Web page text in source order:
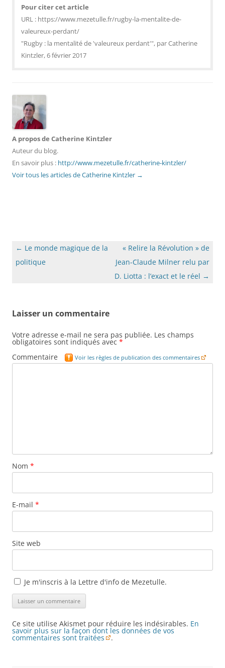
Pour citer cet article
URL : https://www.mezetulle.fr/rugby-la-mentalite-de-
valeureux-perdant/
"Rugby : la mentalité de 'valeureux perdant'", par Catherine
Kintzler, 6 février 2017
A propos de Catherine Kintzler
Auteur du blog.
En savoir plus : http://www.mezetulle.fr/catherine-kintzler/
Voir tous les articles de Catherine Kintzler →
Navigation
des
← Le monde magique de la
politique
« Relire la Révolution » de
Jean-Claude Milner relu par
D. Liotta : l’exact et le réel →
Laisser un commentaire
Votre adresse e-mail ne sera pas publiée. Les champs
obligatoires sont indiqués avec *
Commentaire
Voir les règles de publication des commentaires
Nom *
E-mail *
Site web
Je m'inscris à la Lettre d'info de Mezetulle.
Ce site utilise Akismet pour réduire les indésirables. En
savoir plus sur la façon dont les données de vos
commentaires sont traitées .